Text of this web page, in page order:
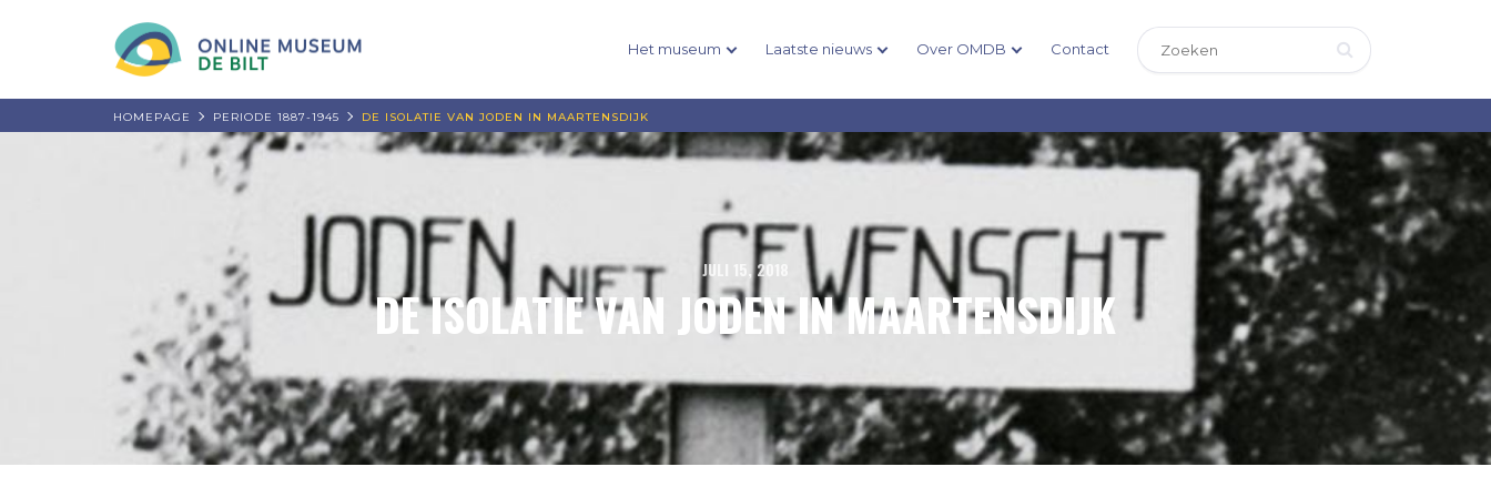
Het museum Laatste nieuws Over OMDB Contact
HOMEPAGE PERIODE 1887-1945 DE ISOLATIE VAN JODEN IN MAARTENSDIJK
JULI 15, 2018
DE ISOLATIE VAN JODEN IN MAARTENSDIJK